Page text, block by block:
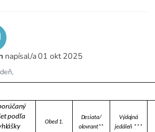
napísal/a01 okt 2025
podľa
Obed 1.
Desiata/
olovrant**
Výdajná
jedáleň ***